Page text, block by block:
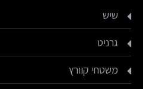
שיש
גרניט
משטחי קוורץ